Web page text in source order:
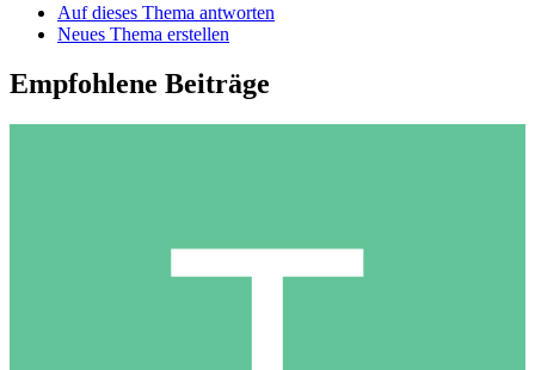
Auf dieses Thema antworten
Neues Thema erstellen
Empfohlene Beiträge